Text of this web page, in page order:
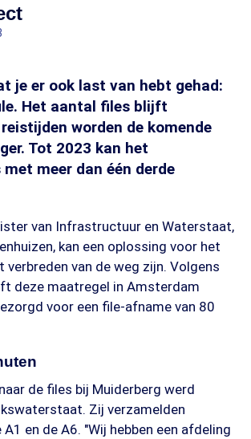
je er ook last van hebt gehad:
Het aantal files blijft
worden de komende
Tot 2023 kan het
meer dan één derde
van Infrastructuur en Waterstaat,
kan een oplossing voor het
verbreden van de weg zijn. Volgens
deze maatregel in Amsterdam
voor een file-afname van 80
de files bij Muiderberg werd
Zij verzamelden
en de A6. "Wij hebben een afdeling